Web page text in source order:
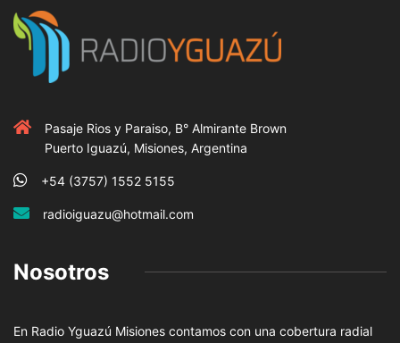
Pasaje Rios y Paraiso, B° Almirante Brown
Puerto Iguazú, Misiones, Argentina
+54 (3757) 1552 5155
radioiguazu@hotmail.com
Nosotros
En Radio Yguazú Misiones contamos con una cobertura radial